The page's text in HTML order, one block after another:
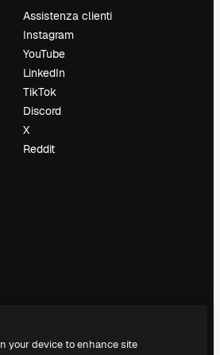
Assistenza clienti
Instagram
YouTube
LinkedIn
TikTok
Discord
X
Reddit
your device to enhance site